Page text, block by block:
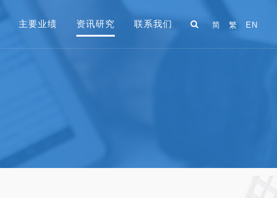
主要业绩 资讯研究 联系我们 简 繁 EN